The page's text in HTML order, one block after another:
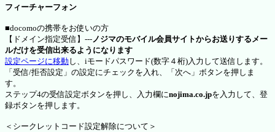
フィーチャーフォン
■docomoの携帯をお使いの方
【ドメイン指定受信】---ノジマのモバイル会員サイトからお送りするメー
ルだけを受信出来るようになります
設定ページに移動し、iモードパスワード(数字４桁)入力して送信します。
「受信/拒否設定」の設定にチェックを入れ、「次へ」ボタンを押しま
す。
ステップ4の受信設定ボタンを押し、入力欄にnojima.co.jpを入力して、登
録ボタンを押します。
＜シークレットコード設定解除について＞